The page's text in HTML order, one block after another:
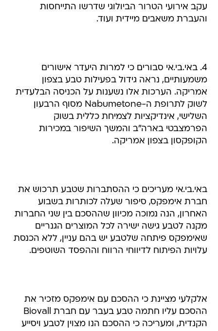
עקב אירועי הטרור הביולוגי שדרשו התייחסות
והעברת משאבים מיידית ועוד.
4. באי.בי.אי סבורים כי למרות היעדר אישורים
משמעותיים, נראה גידול בפעילות טבע בצפון
אמריקה. הערכות אלו נשענות על הכניסה הבלעדית
לשוק לתרופת ה-Nabumetone מסוף הרבעון
השלישי, אינדיקציות לצמיחת כללית בשוק
הפרמצבטי בארה"ב והמשך השיפור במכירות
הקופקסון בצפון אמריקה.
באי.בי.אי מעריכים כי ההסתברות שטבע תרכוש את
חברת אימפקס, סיפור שעלה לכותרות בשבוע
האחרון, הנה נמוכה מכיוון שההסכם בין שני החברות
מקנה לטבע גישה ישירה לכל המוצרים הגנריים
שאימפקס פיתחה שלטבע יש בהם עניין, ללא הכנסת
עלויות הפיתוח לדיווחי הרווח וההפסד השוטפים.
אלקלעי מציינת כי ההסכם עם אימפקס מזכיר את
ההסכם עליו חתמה טבע בעבר עם חברת Biovall
הקנדית, ומעריכה כי ההסכם הנו מצוין לטבע ויסייע